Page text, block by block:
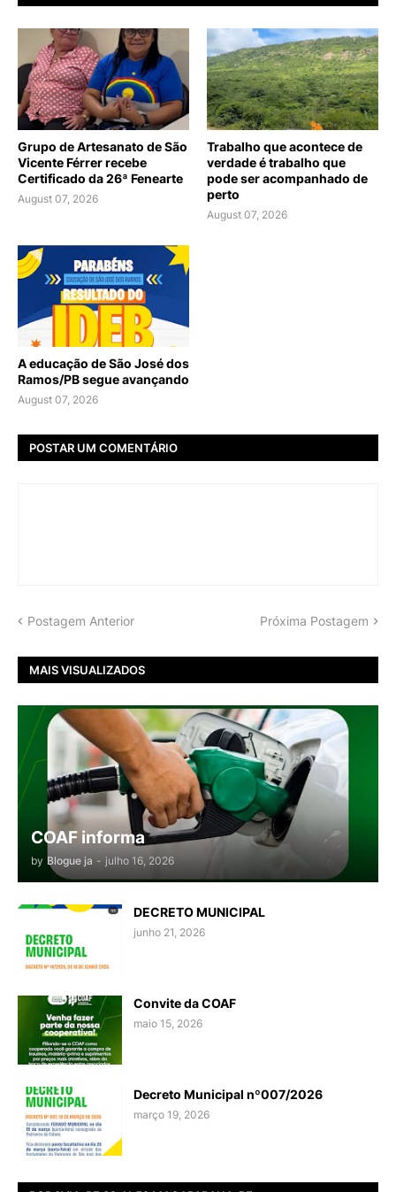
Grupo de Artesanato de São
Vicente Férrer recebe
Certificado da 26ª Fenearte
August 07, 2026
Trabalho que acontece de
verdade é trabalho que
pode ser acompanhado de
perto
August 07, 2026
A educação de São José dos
Ramos/PB segue avançando
August 07, 2026
POSTAR UM COMENTÁRIO
Postagem Anterior Próxima Postagem
MAIS VISUALIZADOS
COAF informa
by Blogue ja - julho 16, 2026
DECRETO MUNICIPAL
junho 21, 2026
Convite da COAF
maio 15, 2026
Decreto Municipal nº007/2026
março 19, 2026